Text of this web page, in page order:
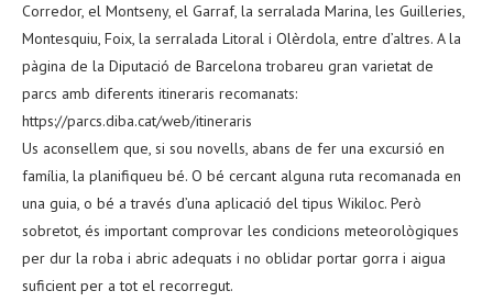
Corredor, el Montseny, el Garraf, la serralada Marina, les Guilleries,
Montesquiu, Foix, la serralada Litoral i Olèrdola, entre d’altres. A la
pàgina de la Diputació de Barcelona trobareu gran varietat de
parcs amb diferents itineraris recomanats:
https://parcs.diba.cat/web/itineraris
Us aconsellem que, si sou novells, abans de fer una excursió en
família, la planifiqueu bé. O bé cercant alguna ruta recomanada en
una guia, o bé a través d’una aplicació del tipus Wikiloc. Però
sobretot, és important comprovar les condicions meteorològiques
per dur la roba i abric adequats i no oblidar portar gorra i aigua
suficient per a tot el recorregut.